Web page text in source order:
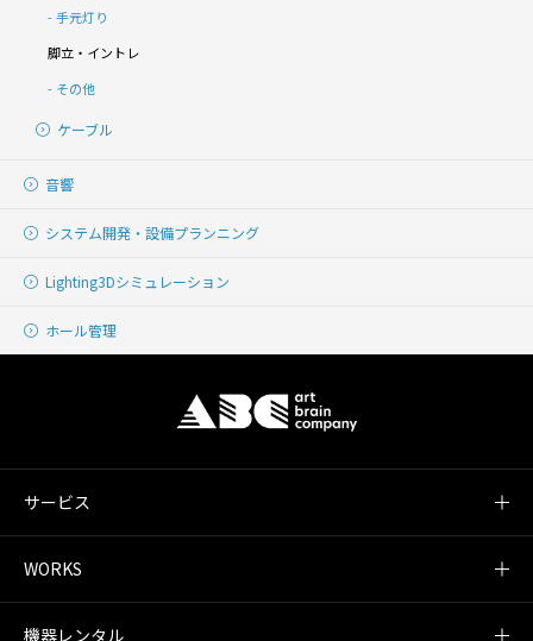
手元灯り
脚立・イントレ
その他
ケーブル
音響
システム開発・ 設備プランニング
Lighting3Dシミュレーション
ホール管理
サービス
WORKS
機器レンタル